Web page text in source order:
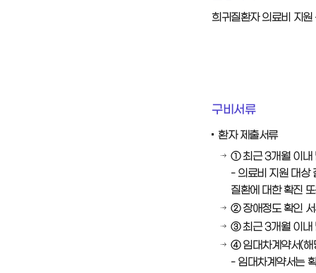
희귀질환자 의료비 지원
구비서류
환자 제출서류
① 최근 3개월 이내
- 의료비 지원 대상
질환에 대한 확진
② 장애정도 확인 서
③ 최근 3개월 이내
④ 임대차계약서(해
- 임대차계약서는